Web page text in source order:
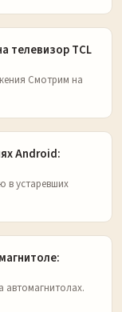
телевизор TCL
Смотрим на
Android:
в устаревших
автомагнитолах.